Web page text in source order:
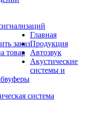
заказ
товар
Главная
Продукция
Автозвук
Акустические
системы и